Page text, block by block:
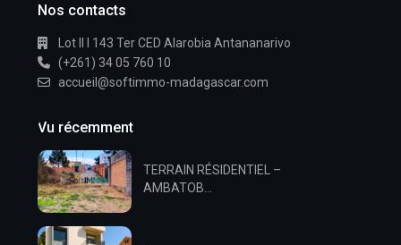
Nos contacts
Lot II I 143 Ter CED Alarobia Antananarivo
(+261) 34 05 760 10
accueil@softimmo-madagascar.com
Vu récemment
TERRAIN RÉSIDENTIEL –
AMBATOB...